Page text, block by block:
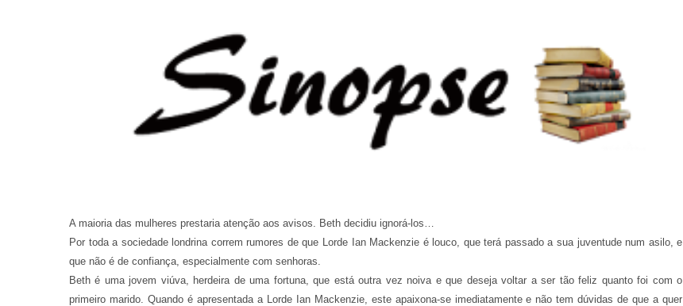
A maioria das mulheres prestaria atenção aos avisos. Beth decidiu ignorá-los…
Por toda a sociedade londrina correm rumores de que Lorde Ian Mackenzie é louco, que terá passado a sua juventude num asilo, e
que não é de confiança, especialmente com senhoras.
Beth é uma jovem viúva, herdeira de uma fortuna, que está outra vez noiva e que deseja voltar a ser tão feliz quanto foi com o
primeiro marido. Quando é apresentada a Lorde Ian Mackenzie, este apaixona-se imediatamente e não tem dúvidas de que a quer